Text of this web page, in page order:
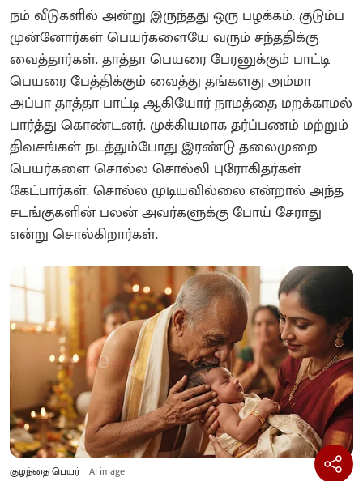
நம் வீடுகளில் அன்று இருந்தது ஒரு பழக்கம். குடும்ப
முன்னோர்கள் பெயர்களையே வரும் சந்ததிக்கு
வைத்தார்கள். தாத்தா பெயரை பேரனுக்கும் பாட்டி
பெயரை பேத்திக்கும் வைத்து தங்களது அம்மா
அப்பா தாத்தா பாட்டி ஆகியோர் நாமத்தை மறக்காமல்
பார்த்து கொண்டனர். முக்கியமாக தர்ப்பணம் மற்றும்
திவசங்கள் நடத்தும்போது இரண்டு தலைமுறை
பெயர்களை சொல்ல சொல்லி புரோகிதர்கள்
கேட்பார்கள். சொல்ல முடியவில்லை என்றால் அந்த
சடங்குகளின் பலன் அவர்களுக்கு போய் சேராது
என்று சொல்கிறார்கள்.
குழந்தை பெயர் AI image